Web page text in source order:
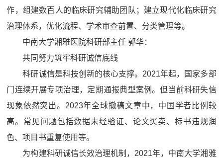
作，组建数百人的临床研究辅助团队；建立现代化临床研究
治理体系，优化流程、学术审查前置、分类管理等。
中南大学湘雅医院科研部主任 郭华：
共同努力筑牢科研诚信底线
科研诚信是科技创新的核心支撑。2021年起，国家多部
门连续开展专项治理，定期通报典型案例。但当前科研失信
现象依然突出。2023年全球撤稿文章中，中国学者比例较
高。常见问题包括数据未经验证、论文买卖、标书违规润
色、项目书重复使用等。
为构建科研诚信长效治理机制，2021年，中南大学湘雅